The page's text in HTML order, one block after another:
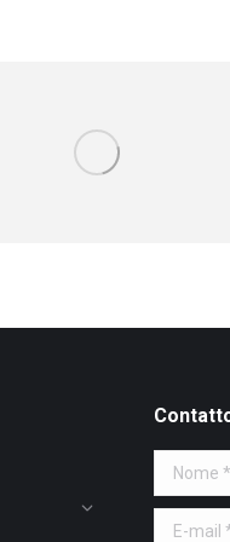
Nome *
E-mail *